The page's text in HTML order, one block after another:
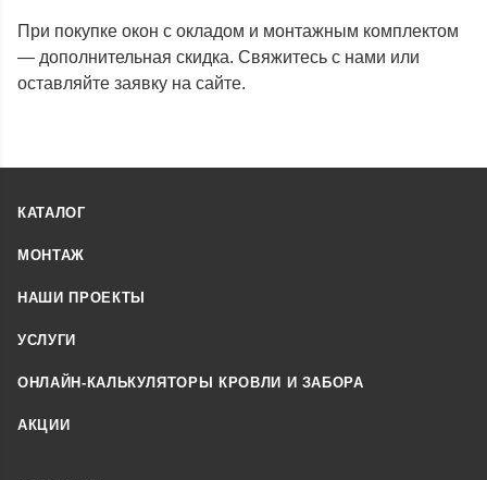
При покупке окон с окладом и монтажным комплектом
— дополнительная скидка. Свяжитесь с нами или
оставляйте заявку на сайте.
КАТАЛОГ
МОНТАЖ
НАШИ ПРОЕКТЫ
УСЛУГИ
ОНЛАЙН-КАЛЬКУЛЯТОРЫ КРОВЛИ И ЗАБОРА
АКЦИИ